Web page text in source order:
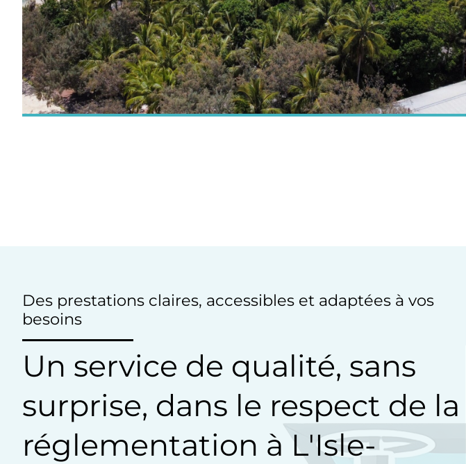
Des prestations claires, accessibles et adaptées à vos
besoins
Un service de qualité, sans
surprise, dans le respect de la
réglementation à L'Isle-